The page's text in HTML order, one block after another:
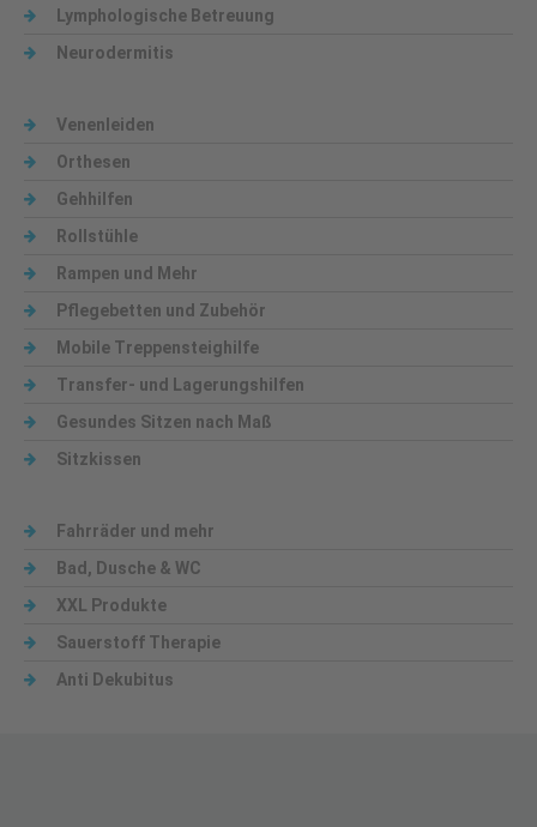
Lymphologische Betreuung
Neurodermitis
Venenleiden
Orthesen
Gehhilfen
Rollstühle
Rampen und Mehr
Pflegebetten und Zubehör
Mobile Treppensteighilfe
Transfer- und Lagerungshilfen
Gesundes Sitzen nach Maß
Sitzkissen
Fahrräder und mehr
Bad, Dusche & WC
XXL Produkte
Sauerstoff Therapie
Anti Dekubitus